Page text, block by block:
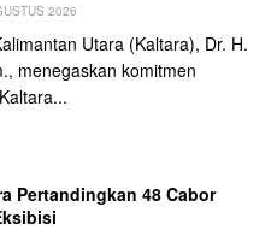
2026
Utara (Kaltara), Dr. H.
menegaskan komitmen
Pertandingkan 48 Cabor